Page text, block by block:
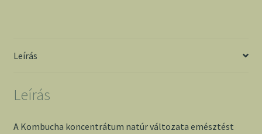
Jakab
Leírás
Leírás
A Kombucha koncentrátum natúr változata emésztést